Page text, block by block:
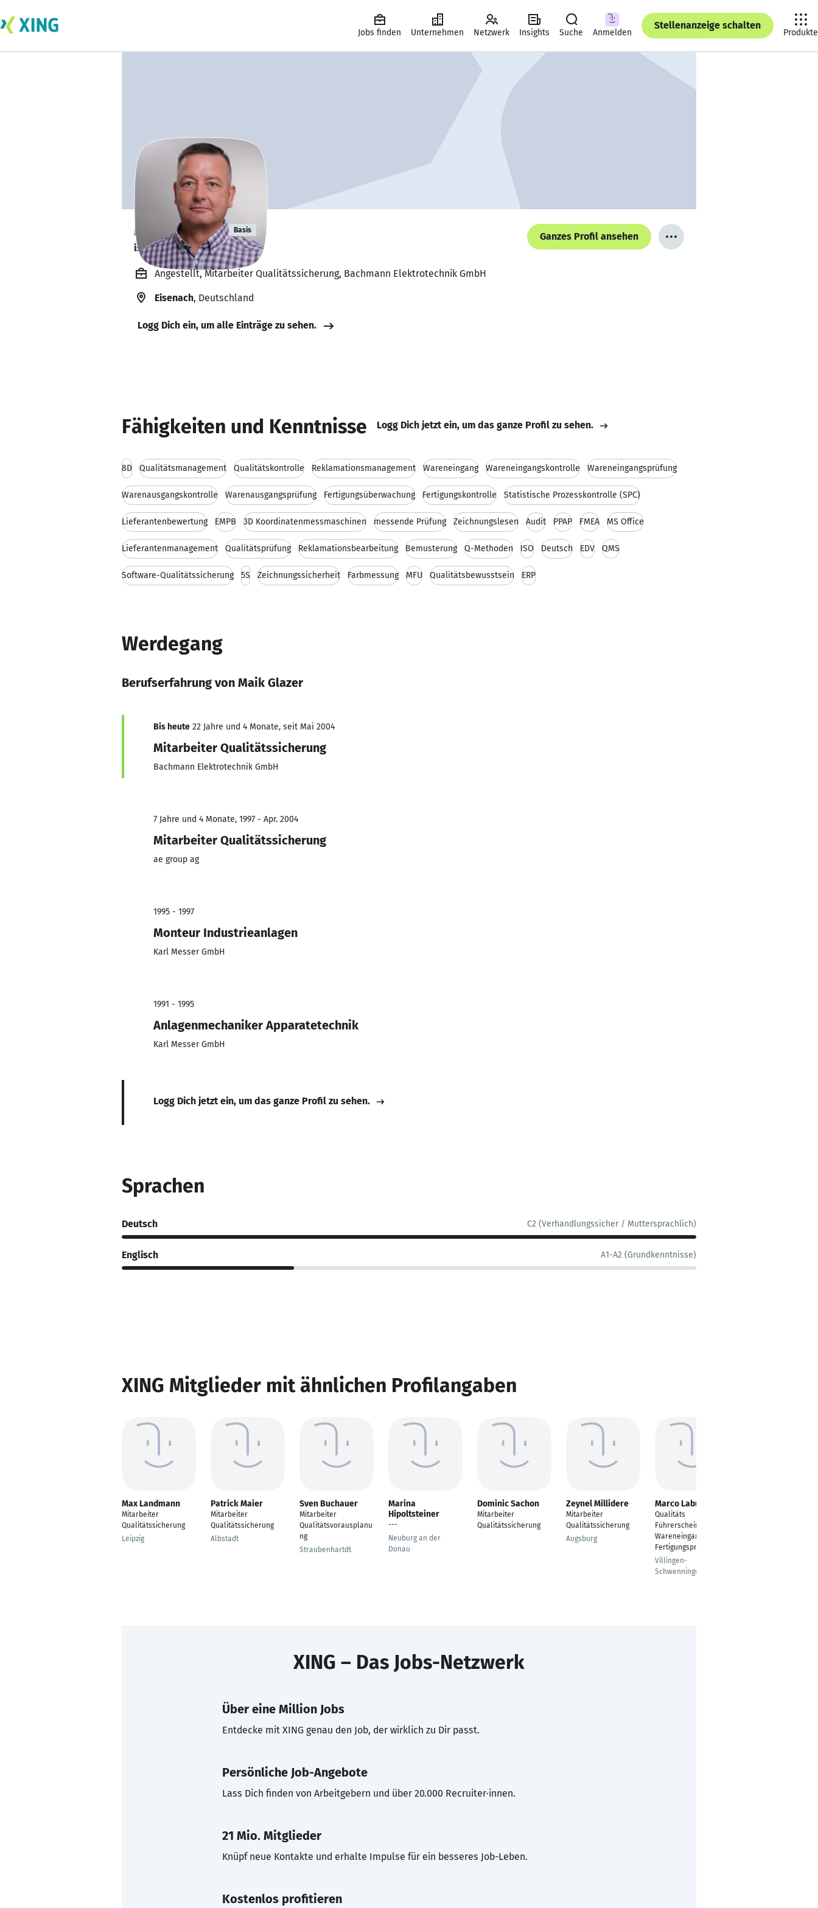
Jobs finden Unternehmen Netzwerk Insights Suche Anmelden
Stellenanzeige schalten
Produkte
Maik Glazer Basis
ist offen für Projekte. 🔎
Ganzes Profil ansehen
Angestellt, Mitarbeiter Qualitätssicherung, Bachmann Elektrotechnik GmbH
Eisenach, Deutschland
Logg Dich ein, um alle Einträge zu sehen.
Fähigkeiten und Kenntnisse Logg Dich jetzt ein, um das ganze Profil zu sehen.
8D Qualitätsmanagement Qualitätskontrolle Reklamationsmanagement Wareneingang Wareneingangskontrolle Wareneingangsprüfung
Warenausgangskontrolle Warenausgangsprüfung Fertigungsüberwachung Fertigungskontrolle Statistische Prozesskontrolle (SPC)
Lieferantenbewertung EMPB 3D Koordinatenmessmaschinen messende Prüfung Zeichnungslesen Audit PPAP FMEA MS Office
Lieferantenmanagement Qualitätsprüfung Reklamationsbearbeitung Bemusterung Q-Methoden ISO Deutsch EDV QMS
Software-Qualitätssicherung 5S Zeichnungssicherheit Farbmessung MFU Qualitätsbewusstsein ERP
Werdegang
Berufserfahrung von Maik Glazer
Bis heute 22 Jahre und 4 Monate, seit Mai 2004
Mitarbeiter Qualitätssicherung
Bachmann Elektrotechnik GmbH
7 Jahre und 4 Monate, 1997 - Apr. 2004
Mitarbeiter Qualitätssicherung
ae group ag
1995 - 1997
Monteur Industrieanlagen
Karl Messer GmbH
1991 - 1995
Anlagenmechaniker Apparatetechnik
Karl Messer GmbH
Logg Dich jetzt ein, um das ganze Profil zu sehen.
Sprachen
Deutsch C2 (Verhandlungssicher / Muttersprachlich)
Englisch A1-A2 (Grundkenntnisse)
XING Mitglieder mit ähnlichen Profilangaben
Max Landmann
Mitarbeiter
Qualitätssicherung
Leipzig
Patrick Maier
Mitarbeiter
Qualitätssicherung
Albstadt
Sven Buchauer
Mitarbeiter
Qualitätsvorausplanu
ng
Straubenhartdt
Marina
Hipoltsteiner
---
Neuburg an der
Donau
Dominic Sachon
Mitarbeiter
Qualitätssicherung
Zeynel Millidere
Mitarbeiter
Qualitätssicherung
Augsburg
Marco Labudda
Qualitäts
Führerschein für
Wareneingangs- und
Fertigungsprüfer
Villingen-
Schwenningen
XING – Das Jobs-Netzwerk
Über eine Million Jobs
Entdecke mit XING genau den Job, der wirklich zu Dir passt.
Persönliche Job-Angebote
Lass Dich finden von Arbeitgebern und über 20.000 Recruiter·innen.
21 Mio. Mitglieder
Knüpf neue Kontakte und erhalte Impulse für ein besseres Job-Leben.
Kostenlos profitieren